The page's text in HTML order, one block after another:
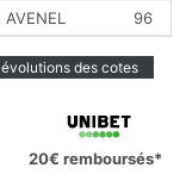
AVENEL 96
des cotes
20€ remboursés*